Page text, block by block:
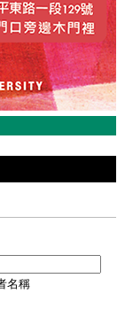
名稱